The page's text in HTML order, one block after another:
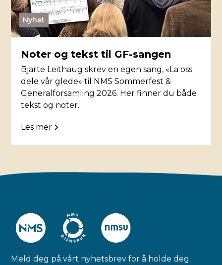
Nyhet
Noter og tekst til GF-sangen
Bjarte Leithaug skrev en egen sang, «La oss
dele vår glede» til NMS Sommerfest &
Generalforsamling 2026. Her finner du både
tekst og noter.
Les mer
Meld deg på vårt nyhetsbrev for å holde deg